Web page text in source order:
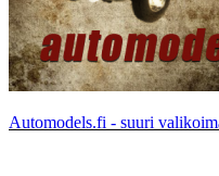
Automodels.fi - suuri